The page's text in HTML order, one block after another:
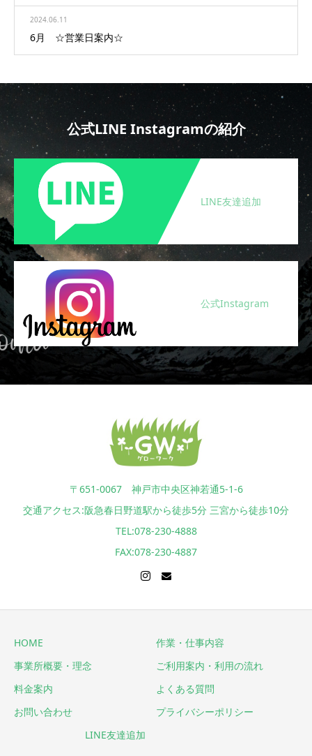
2024.06.11
6月 ☆営業日案内☆
公式LINE Instagramの紹介
LINE友達追加
公式Instagram
〒651-0067 神戸市中央区神若通5-1-6
交通アクセス:阪急春日野道駅から徒歩5分 三宮から徒歩10分
TEL:078-230-4888
FAX:078-230-4887
HOME
作業・仕事内容
事業所概要・理念
ご利用案内・利用の流れ
料金案内
よくある質問
お問い合わせ
プライバシーポリシー
LINE友達追加